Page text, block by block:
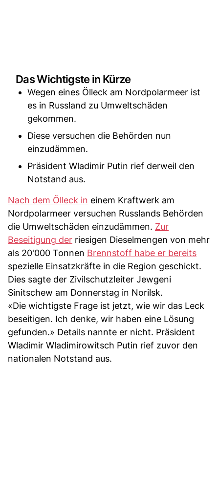
Das Wichtigste in Kürze
Wegen eines Ölleck am Nordpolarmeer ist
es in Russland zu Umweltschäden
gekommen.
Diese versuchen die Behörden nun
einzudämmen.
Präsident Wladimir Putin rief derweil den
Notstand aus.
Nach dem Ölleck in einem Kraftwerk am
Nordpolarmeer versuchen Russlands Behörden
die Umweltschäden einzudämmen. Zur
Beseitigung der riesigen Dieselmengen von mehr
als 20'000 Tonnen Brennstoff habe er bereits
spezielle Einsatzkräfte in die Region geschickt.
Dies sagte der Zivilschutzleiter Jewgeni
Sinitschew am Donnerstag in Norilsk.
«Die wichtigste Frage ist jetzt, wie wir das Leck
beseitigen. Ich denke, wir haben eine Lösung
gefunden.» Details nannte er nicht. Präsident
Wladimir Wladimirowitsch Putin rief zuvor den
nationalen Notstand aus.